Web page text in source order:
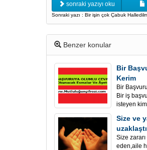
sonraki yazıyı oku
Sonraki yazı : Bir işin çok Çabuk
Benzer konular
Bir
Kerim
Bir
Bir iş
isteyen
Size ve
Size
eden,aile